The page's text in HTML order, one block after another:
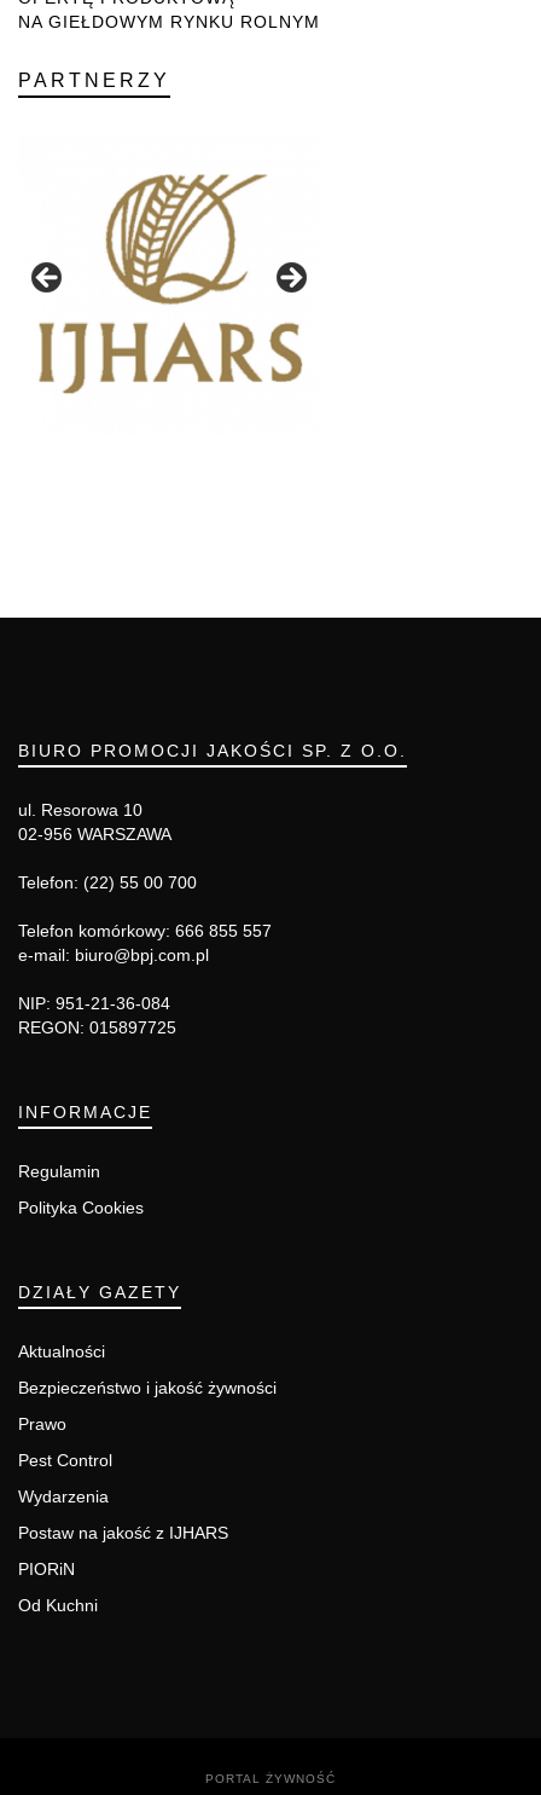
NA GIEŁDOWYM RYNKU ROLNYM
PARTNERZY
BIURO PROMOCJI JAKOŚCI SP. Z O.O.
ul. Resorowa 10
02-956 WARSZAWA
Telefon: (22) 55 00 700
Telefon komórkowy: 666 855 557
e-mail: biuro@bpj.com.pl
NIP: 951-21-36-084
REGON: 015897725
INFORMACJE
Regulamin
Polityka Cookies
DZIAŁY GAZETY
Aktualności
Bezpieczeństwo i jakość żywności
Prawo
Pest Control
Wydarzenia
Postaw na jakość z IJHARS
PIORiN
Od Kuchni
PORTAL ŻYWNOŚĆ